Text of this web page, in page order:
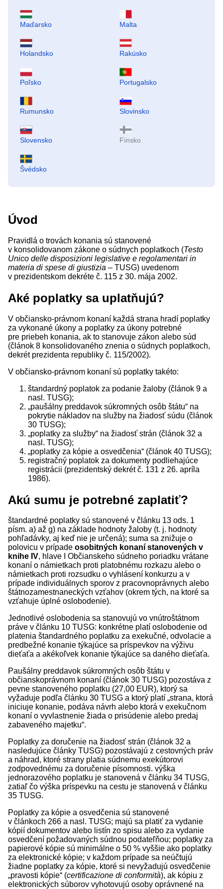
Maďarsko Malta
Holandsko Rakúsko
Poľsko Portugalsko
Rumunsko Slovinsko
Slovensko Fínsko
Švédsko
Úvod
Pravidlá o trovách konania sú stanovené
v konsolidovanom zákone o súdnych poplatkoch (Testo
Unico delle disposizioni legislative e regolamentari in
materia di spese di giustizia – TUSG) uvedenom
v prezidentskom dekréte č. 115 z 30. mája 2002.
Aké poplatky sa uplatňujú?
V občiansko-právnom konaní každá strana hradí poplatky
za vykonané úkony a poplatky za úkony potrebné
pre priebeh konania, ak to stanovuje zákon alebo súd
(článok 8 konsolidovaného znenia o súdnych poplatkoch,
dekrét prezidenta republiky č. 115/2002).
V občiansko-právnom konaní sú poplatky takéto:
štandardný poplatok za podanie žaloby (článok 9 a
nasl. TUSG);
„paušálny preddavok súkromných osôb štátu“ na
pokrytie nákladov na služby na žiadosť súdu (článok
30 TUSG);
„poplatky za služby“ na žiadosť strán (článok 32 a
nasl. TUSG);
„poplatky za kópie a osvedčenia“ (článok 40 TUSG);
registračný poplatok za dokumenty podliehajúce
registrácii (prezidentský dekrét č. 131 z 26. apríla
1986).
Akú sumu je potrebné zaplatiť?
štandardné poplatky sú stanovené v článku 13 ods. 1
písm. a) až g) na základe hodnoty žaloby (t. j. hodnoty
pohľadávky, aj keď nie je určená); suma sa znižuje o
polovicu v prípade osobitných konaní stanovených v
knihe IV, hlave I Občianskeho súdneho poriadku vrátane
konaní o námietkach proti platobnému rozkazu alebo o
námietkach proti rozsudku o vyhlásení konkurzu a v
prípade individuálnych sporov z pracovnoprávnych alebo
štátnozamestnaneckých vzťahov (okrem tých, na ktoré sa
vzťahuje úplné oslobodenie).
Jednotlivé oslobodenia sa stanovujú vo vnútroštátnom
práve v článku 10 TUSG: konkrétne platí oslobodenie od
platenia štandardného poplatku za exekučné, odvolacie a
predbežné konanie týkajúce sa príspevkov na výživu
dieťaťa a akékoľvek konanie týkajúce sa daného dieťaťa.
Paušálny preddavok súkromných osôb štátu v
občianskoprávnom konaní (článok 30 TUSG) pozostáva z
pevne stanoveného poplatku (27,00 EUR), ktorý sa
vyžaduje podľa článku 30 TUSG a ktorý platí „strana, ktorá
iniciuje konanie, podáva návrh alebo ktorá v exekučnom
konaní o vyvlastnenie žiada o prisúdenie alebo predaj
zabaveného majetku“.
Poplatky za doručenie na žiadosť strán (článok 32 a
nasledujúce články TUSG) pozostávajú z cestovných práv
a náhrad, ktoré strany platia súdnemu exekútorovi
zodpovednému za doručenie písomnosti. výška
jednorazového poplatku je stanovená v článku 34 TUSG,
zatiaľ čo výška príspevku na cestu je stanovená v článku
35 TUSG.
Poplatky za kópie a osvedčenia sú stanovené
v článkoch 266 a nasl. TUSG; majú sa platiť za vydanie
kópií dokumentov alebo listín zo spisu alebo za vydanie
osvedčení požadovaných súdnou podateľňou; poplatky za
papierové kópie sú minimálne o 50 % vyššie ako poplatky
za elektronické kópie; v každom prípade sa neúčtujú
žiadne poplatky za kópie, ktoré si nevyžadujú osvedčenie
„pravosti kópie“ (certificazione di conformità), ak kópiu z
elektronických súborov vyhotovujú osoby oprávnené na